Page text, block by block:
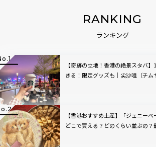
RANKING
ランキング
【奇跡の立地！香港の絶景スタバ
きる！限定グッズも｜尖沙咀（チム
【香港おすすめ土産】「ジェニー
どこで買える？どのくらい並ぶの？